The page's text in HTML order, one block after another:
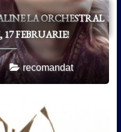
LA ORCHESTRAL
FEBRUARIE!
recomandat